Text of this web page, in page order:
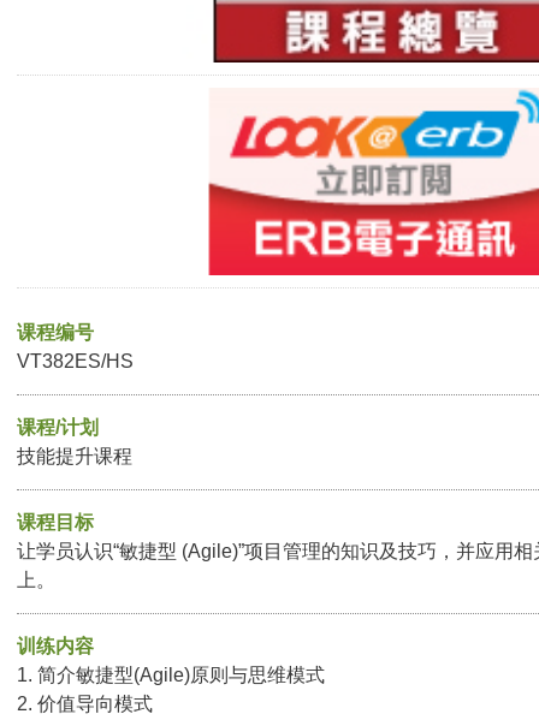
课程编号
VT382ES/HS
课程/计划
技能提升课程
课程目标
让学员认识“敏捷型 (Agile)”项目管理的知识及技巧，并应用
上。
训练内容
1. 简介敏捷型(Agile)原则与思维模式
2. 价值导向模式